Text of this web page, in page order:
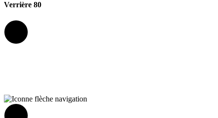
Verrière 80